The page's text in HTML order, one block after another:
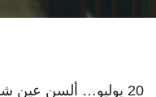
20 يوليو… ألسن عين